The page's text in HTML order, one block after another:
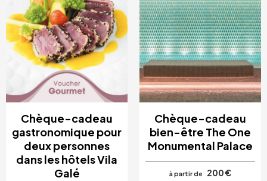
Chèque-cadeau
gastronomique pour
deux personnes
dans les hôtels Vila
Galé
Chèque-cadeau
bien-être The One
Monumental Palace
à partir de 200 €